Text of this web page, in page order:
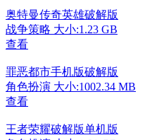
奥特曼传奇英雄破解版
战争策略 大小:1.23 GB
查看
罪恶都市手机版破解版
角色扮演 大小:1002.34 MB
查看
王者荣耀破解版单机版